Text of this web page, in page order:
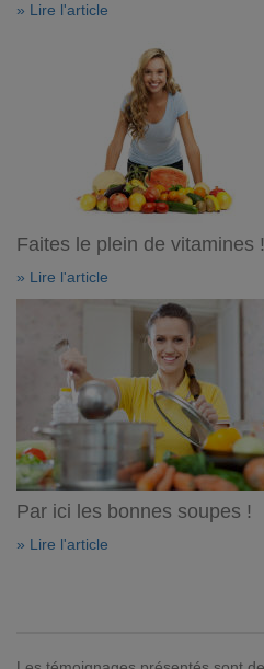
» Lire l'article
Faites le plein de vitamines !
» Lire l'article
Par ici les bonnes soupes !
» Lire l'article